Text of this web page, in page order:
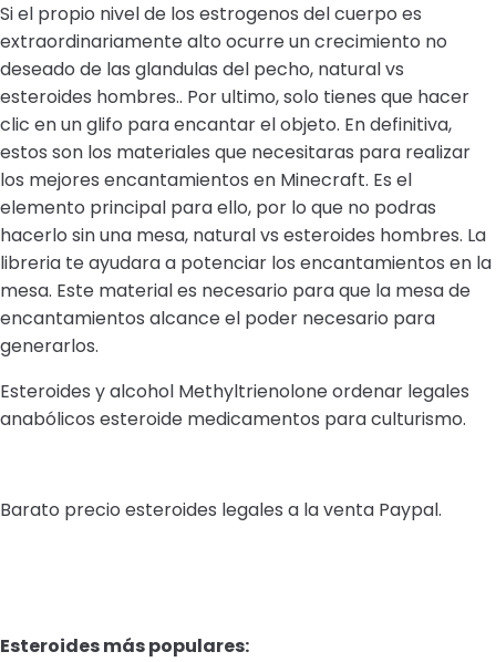
Si el propio nivel de los estrogenos del cuerpo es
extraordinariamente alto ocurre un crecimiento no
deseado de las glandulas del pecho, natural vs
esteroides hombres.. Por ultimo, solo tienes que hacer
clic en un glifo para encantar el objeto. En definitiva,
estos son los materiales que necesitaras para realizar
los mejores encantamientos en Minecraft. Es el
elemento principal para ello, por lo que no podras
hacerlo sin una mesa, natural vs esteroides hombres. La
libreria te ayudara a potenciar los encantamientos en la
mesa. Este material es necesario para que la mesa de
encantamientos alcance el poder necesario para
generarlos.
Esteroides y alcohol Methyltrienolone ordenar legales
anabólicos esteroide medicamentos para culturismo.
Barato precio esteroides legales a la venta Paypal.
Esteroides más populares: